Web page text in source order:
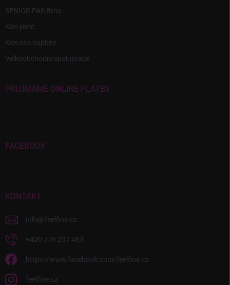
SENIOR PAS Brno
Kdo jsme
Kde nás najdete
Velkoobchodní spolupráce
PŘIJÍMÁME ONLINE PLATBY
FACEBOOK
KONTAKT
info@feelfine.cz
+420 776 237 463
https://www.facebook.com/feelfine.cz
feelfine.cz